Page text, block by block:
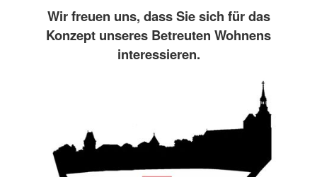
Wir freuen uns, dass Sie sich für das
Konzept unseres Betreuten Wohnens
interessieren.